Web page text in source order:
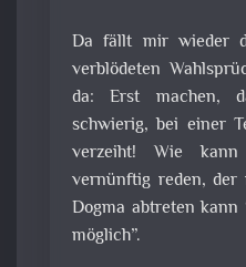
Da fällt mir wieder
verblödeten
da: Erst machen,
schwierig, bei einer
verzeiht! Wie
vernünftig reden,
Dogma abtreten
möglich”.